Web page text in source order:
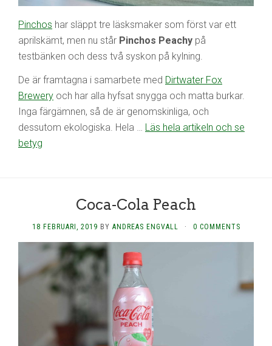
Pinchos har släppt tre läsksmaker som först var ett
aprilskämt, men nu står Pinchos Peachy på
testbänken och dess två syskon på kylning.
De är framtagna i samarbete med Dirtwater Fox
Brewery och har alla hyfsat snygga och matta burkar.
Inga färgämnen, så de är genomskinliga, och
dessutom ekologiska. Hela … Läs hela artikeln och se
betyg
Coca-Cola Peach
18 FEBRUARI, 2019 BY ANDREAS ENGVALL · 0 COMMENTS